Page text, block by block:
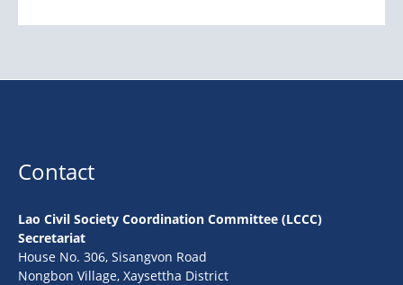
Contact
Lao Civil Society Coordination Committee (LCCC)
Secretariat
House No. 306, Sisangvon Road
Nongbon Village, Xaysettha District